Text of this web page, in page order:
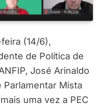
(14/6),
de Política de
José Arinaldo
Parlamentar Mista
uma vez a PEC